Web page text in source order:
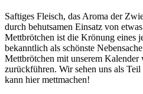
Saftiges Fleisch, das Aroma der
durch behutsamen Einsatz von
Mettbrötchen ist die Krönung eines
bekanntlich als schönste
Mettbrötchen mit unserem Kalender
zurückführen. Wir sehen uns als
kann hier mettmachen!